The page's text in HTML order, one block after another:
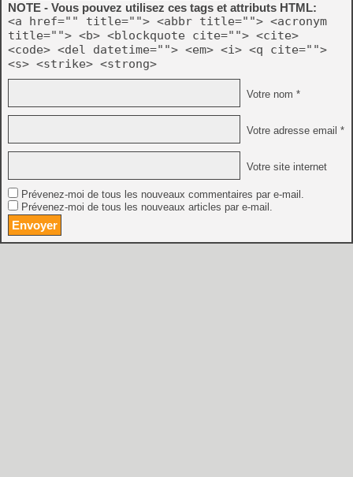
NOTE - Vous pouvez utilisez ces tags et attributs HTML:
<a href="" title=""> <abbr title=""> <acronym
title=""> <b> <blockquote cite=""> <cite>
<code> <del datetime=""> <em> <i> <q cite="">
<s> <strike> <strong>
Votre nom *
Votre adresse email *
Votre site internet
Prévenez-moi de tous les nouveaux commentaires par e-mail.
Prévenez-moi de tous les nouveaux articles par e-mail.